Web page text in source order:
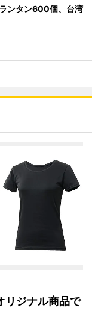
ンタン600個、台湾
ジナル商品で